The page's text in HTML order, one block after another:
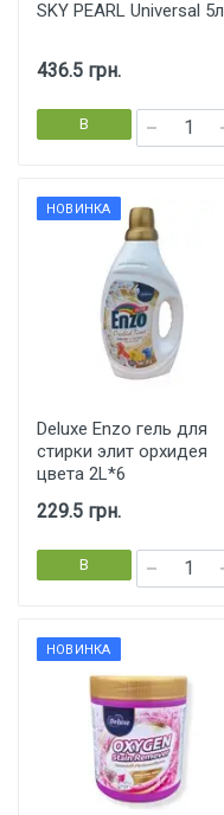
SKY PEARL Universal 5л
436.5 грн.
В
корзину
НОВИНКА
Deluxe Enzo гель для
стирки элит орхидея
цвета 2L*6
229.5 грн.
В
корзину
НОВИНКА